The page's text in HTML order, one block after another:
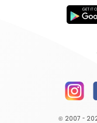
© 2007 -